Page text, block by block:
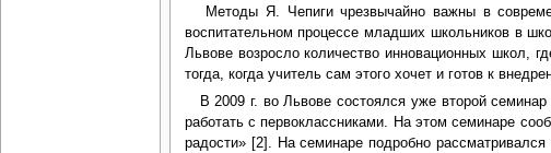
Методы Я. Чепиги чрезвычайно важны в
воспитательном процессе младших школьников в
Львове возросло количество инновационных школ,
тогда, когда учитель сам этого хочет и готов к
В 2009 г. во Львове состоялся уже второй семинар
работать с первоклассниками. На этом семинаре
радости» [2]. На семинаре подробно